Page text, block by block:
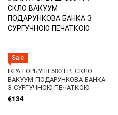
Sale
ІКРА ГОРБУШІ 500 ГР. СКЛО
ВАКУУМ ПОДАРУНКОВА БАНКА
З СУРГУЧНОЮ ПЕЧАТКОЮ
€134